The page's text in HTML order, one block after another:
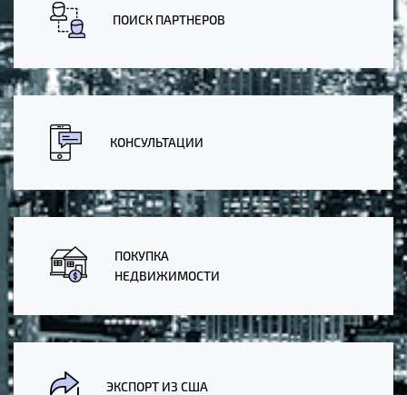
ПОИСК ПАРТНЕРОВ
КОНСУЛЬТАЦИИ
ПОКУПКА
НЕДВИЖИМОСТИ
ЭКСПОРТ ИЗ США